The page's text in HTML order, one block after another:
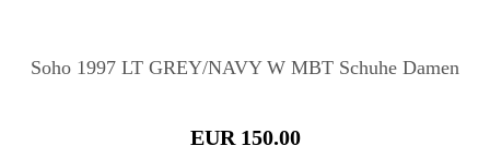
Soho 1997 LT GREY/NAVY W MBT Schuhe Damen
EUR 150.00